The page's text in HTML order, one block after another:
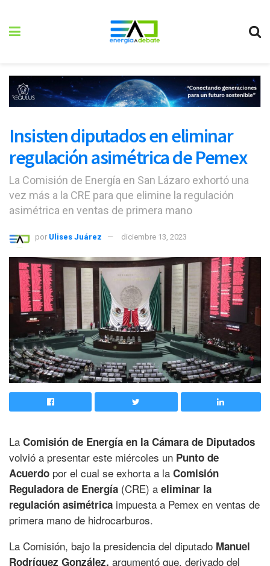
Insisten diputados en eliminar
regulación asimétrica de Pemex
La Comisión de Energía en San Lázaro exhortó una
vez más a la CRE para que elimine la regulación
asimétrica en ventas de primera mano
por Ulises Juárez diciembre 13, 2023
La Comisión de Energía en la Cámara de Diputados
volvió a presentar este miércoles un Punto de
Acuerdo por el cual se exhorta a la Comisión
Reguladora de Energía (CRE) a eliminar la
regulación asimétrica impuesta a Pemex en ventas de
primera mano de hidrocarburos.
La Comisión, bajo la presidencia del diputado Manuel
Rodríguez González, argumentó que, derivado del